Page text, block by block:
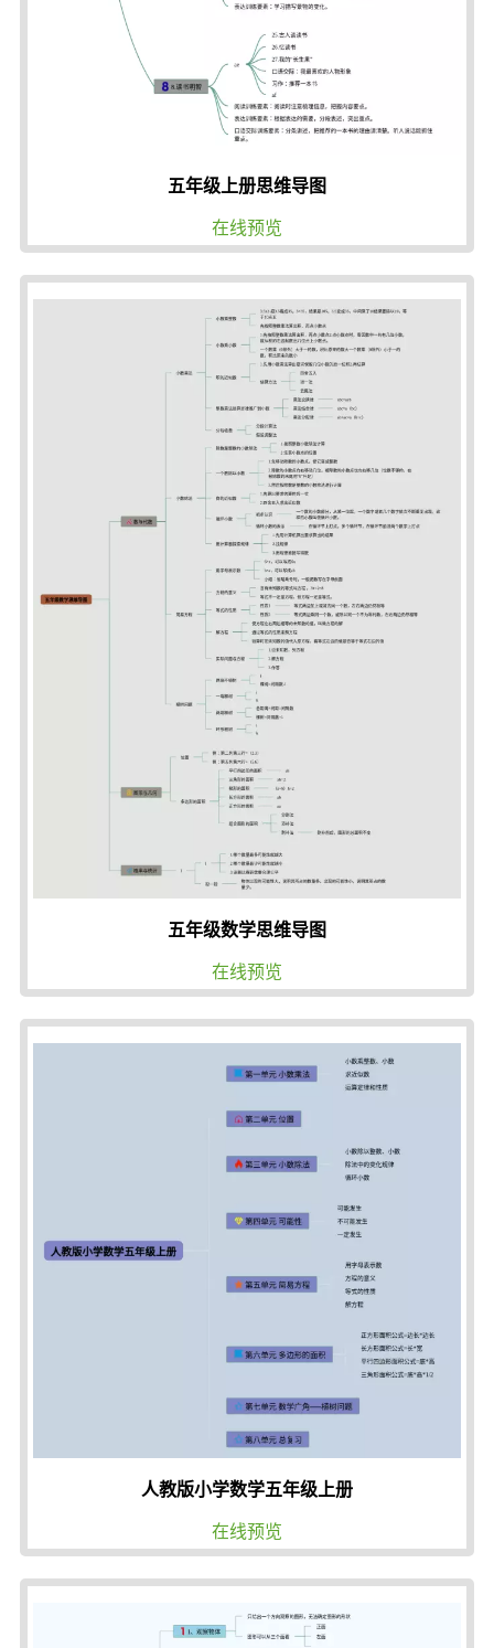
五年级上册思维导图
在线预览
五年级数学思维导图
在线预览
人教版小学数学五年级上册
在线预览